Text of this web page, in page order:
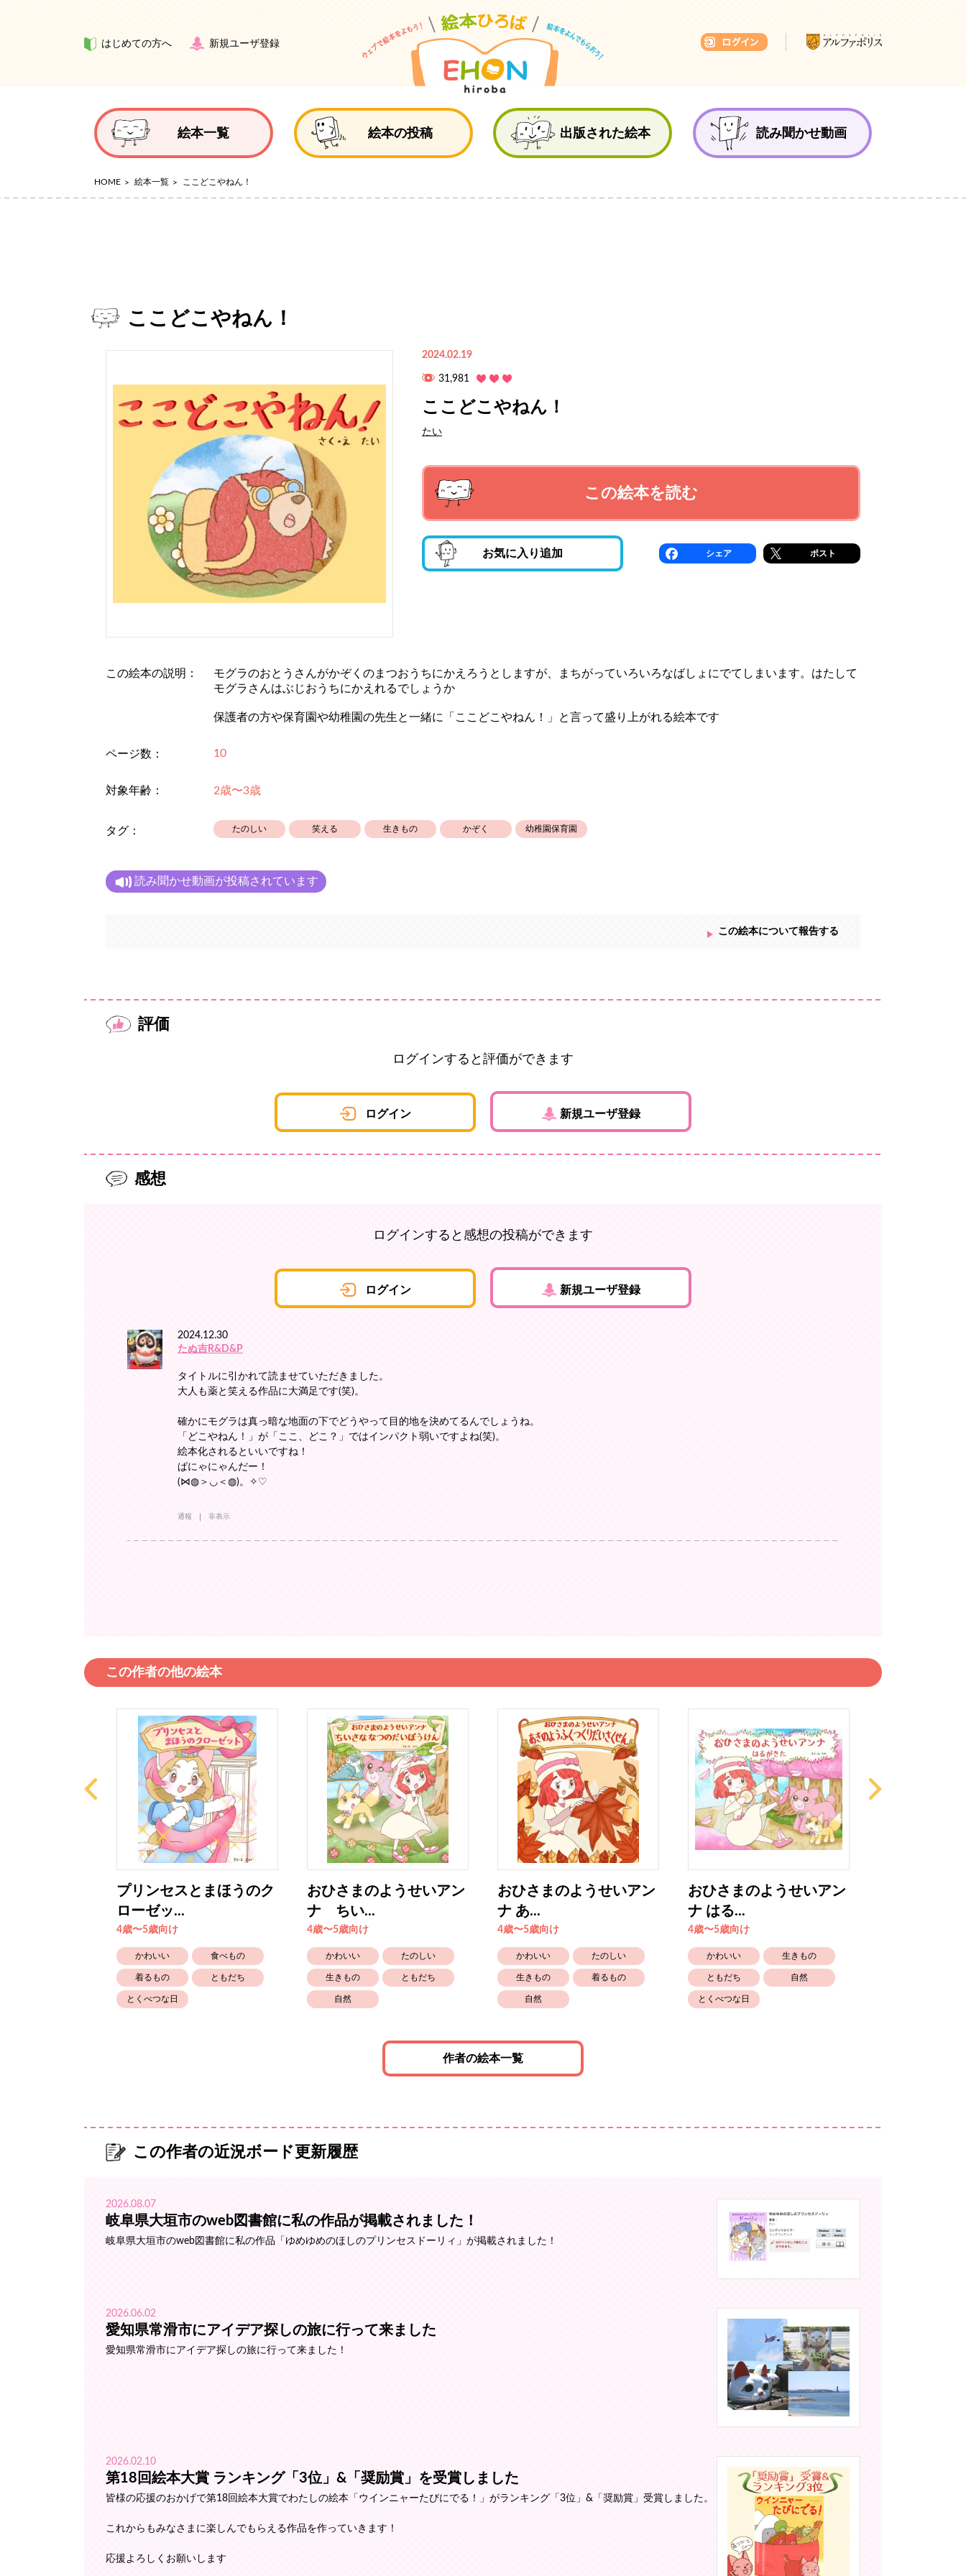
はじめての方へ 新規ユーザ登録
絵本一覧 絵本の投稿 出版された絵本 読み聞かせ動画
HOME 絵本一覧 ここどこやねん！
ここどこやねん！
2024.02.19
31,981
ここどこやねん！
たい
この絵本を読む
お気に入り追加 シェア ポスト
この絵本の説明：
モグラのおとうさんがかぞくのまつおうちにかえろうとしますが、まちがっていろいろなばしょにでてしまいます。はたして
モグラさんはぶじおうちにかえれるでしょうか
保護者の方や保育園や幼稚園の先生と一緒に「ここどこやねん！」と言って盛り上がれる絵本です
ページ数： 10
対象年齢： 2歳〜3歳
タグ： たのしい 笑える 生きもの かぞく 幼稚園保育園
読み聞かせ動画が投稿されています
この絵本について報告する
評価
ログインすると評価ができます
ログイン 新規ユーザ登録
感想
ログインすると感想の投稿ができます
ログイン 新規ユーザ登録
2024.12.30
たぬ吉R&D&P
タイトルに引かれて読ませていただきました。
大人も薬と笑える作品に大満足です(笑)。
確かにモグラは真っ暗な地面の下でどうやって目的地を決めてるんでしょうね。
「どこやねん！」が「ここ、どこ？」ではインパクト弱いですよね(笑)。
絵本化されるといいですね！
ぱにゃにゃんだー！
(⋈◍＞◡＜◍)。✧♡
通報 非表示
この作者の他の絵本
プリンセスとまほうのク
ローゼッ...
4歳〜5歳向け
かわいい 食べもの
着るもの ともだち
とくべつな日
おひさまのようせいアン
ナ ちい...
4歳〜5歳向け
かわいい たのしい
生きもの ともだち
自然
おひさまのようせいアン
ナ あ...
4歳〜5歳向け
かわいい たのしい
生きもの 着るもの
自然
おひさまのようせいアン
ナ はる...
4歳〜5歳向け
かわいい 生きもの
ともだち 自然
とくべつな日
作者の絵本一覧
この作者の近況ボード更新履歴
2026.08.07
岐阜県大垣市のweb図書館に私の作品が掲載されました！
岐阜県大垣市のweb図書館に私の作品「ゆめゆめのほしのプリンセスドーリィ」が掲載されました！
2026.06.02
愛知県常滑市にアイデア探しの旅に行って来ました
愛知県常滑市にアイデア探しの旅に行って来ました！
2026.02.10
第18回絵本大賞 ランキング「3位」&「奨励賞」を受賞しました
皆様の応援のおかげで第18回絵本大賞でわたしの絵本「ウインニャーたびにでる！」がランキング「3位」&「奨励賞」受賞しました。
これからもみなさまに楽しんでもらえる作品を作っていきます！
応援よろしくお願いします